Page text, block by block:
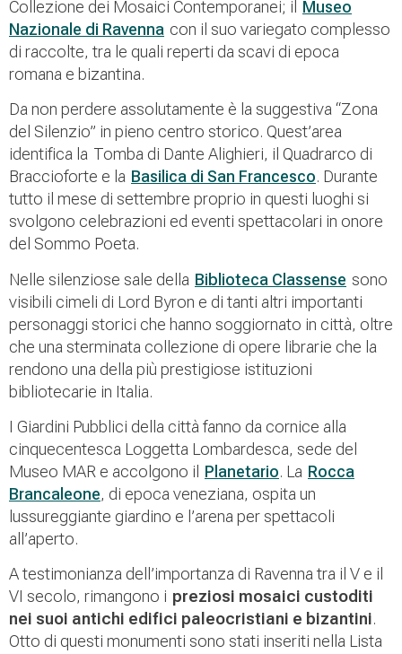
Collezione dei Mosaici Contemporanei; il Museo
Nazionale di Ravenna con il suo variegato complesso
di raccolte, tra le quali reperti da scavi di epoca
romana e bizantina.
Da non perdere assolutamente è la suggestiva “Zona
del Silenzio” in pieno centro storico. Quest’area
identifica la Tomba di Dante Alighieri, il Quadrarco di
Braccioforte e la Basilica di San Francesco. Durante
tutto il mese di settembre proprio in questi luoghi si
svolgono celebrazioni ed eventi spettacolari in onore
del Sommo Poeta.
Nelle silenziose sale della Biblioteca Classense sono
visibili cimeli di Lord Byron e di tanti altri importanti
personaggi storici che hanno soggiornato in città, oltre
che una sterminata collezione di opere librarie che la
rendono una della più prestigiose istituzioni
bibliotecarie in Italia.
I Giardini Pubblici della città fanno da cornice alla
cinquecentesca Loggetta Lombardesca, sede del
Museo MAR e accolgono il Planetario. La Rocca
Brancaleone, di epoca veneziana, ospita un
lussureggiante giardino e l’arena per spettacoli
all’aperto.
A testimonianza dell’importanza di Ravenna tra il V e il
VI secolo, rimangono i preziosi mosaici custoditi
nei suoi antichi edifici paleocristiani e bizantini.
Otto di questi monumenti sono stati inseriti nella Lista